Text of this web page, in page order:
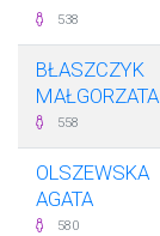
538
BŁASZCZYK
MAŁGORZATA
558
OLSZEWSKA
AGATA
580